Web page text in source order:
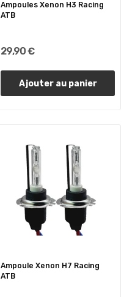
Ampoules Xenon H3 Racing
ATB
29,90 €
Ajouter au panier
Ampoule Xenon H7 Racing
ATB